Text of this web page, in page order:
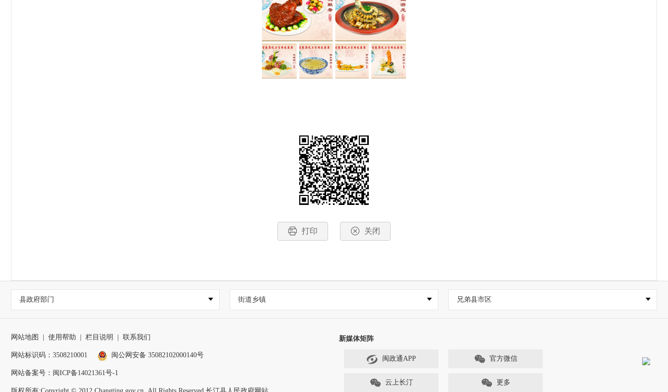
打印 关闭
县政府部门 街道乡镇 兄弟县市区
网站地图 使用帮助 栏目说明 联系我们
网站标识码：3508210001 闽公网安备 35082102000140号
网站备案号： 闽ICP备14021361号-1
新媒体矩阵
闽政通APP 官方微信
云上长汀 更多